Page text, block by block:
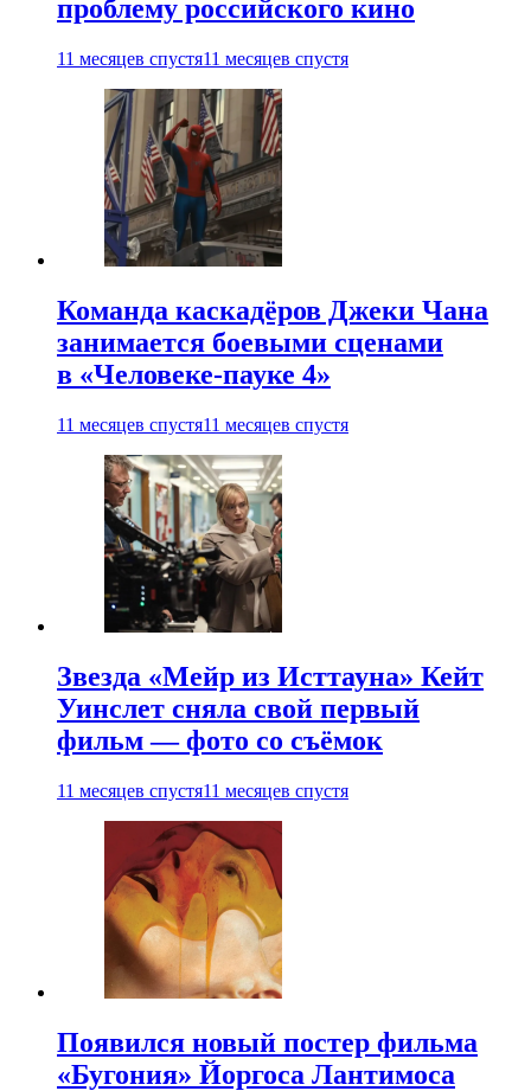
проблему российского кино
11 месяцев спустя11 месяцев спустя
Команда каскадёров Джеки Чана
занимается боевыми сценами
в «Человеке-пауке 4»
11 месяцев спустя11 месяцев спустя
Звезда «Мейр из Исттауна» Кейт
Уинслет сняла свой первый
фильм — фото со съёмок
11 месяцев спустя11 месяцев спустя
Появился новый постер фильма
«Бугония» Йоргоса Лантимоса